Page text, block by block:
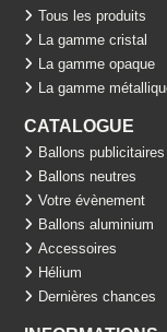
Tous les produits
La gamme cristal
La gamme opaque
La gamme
CATALOGUE
Ballons publicitaires
Ballons neutres
Votre évènement
Ballons aluminium
Accessoires
Hélium
Dernières chances